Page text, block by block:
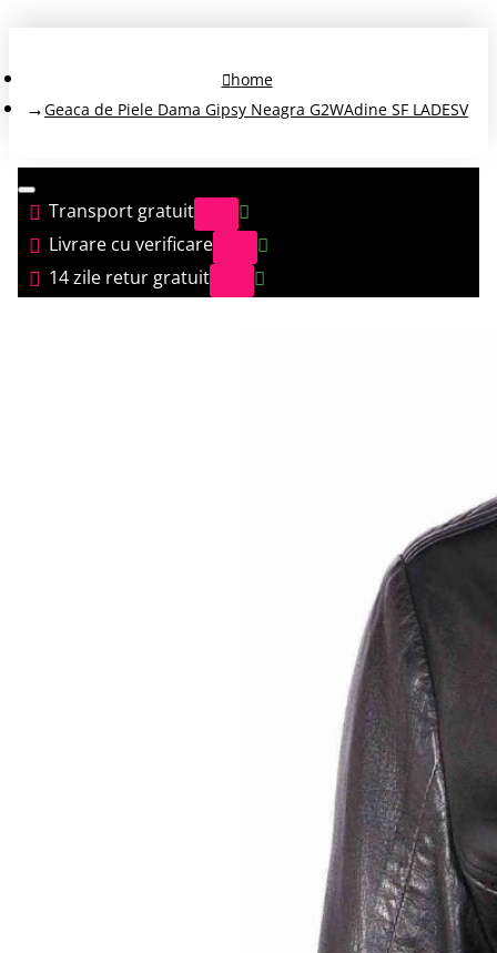
home
Geaca de Piele Dama Gipsy Neagra G2WAdine SF LADESV
Transport gratuit
Livrare cu verificare
14 zile retur gratuit